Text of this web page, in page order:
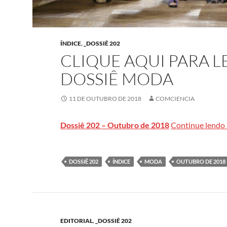
ÍNDICE, _DOSSIÊ 202
CLIQUE AQUI PARA
DOSSIÊ MODA
11 DE OUTUBRO DE 2018 COMCIENCIA
Dossiê 202 – Outubro de 2018Continue lendo
DOSSIÊ 202 ÍNDICE MODA OUTUBRO DE 2018
EDITORIAL, _DOSSIÊ 202